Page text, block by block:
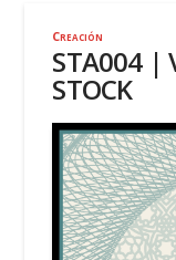
Creación
STA004 |
STOCK